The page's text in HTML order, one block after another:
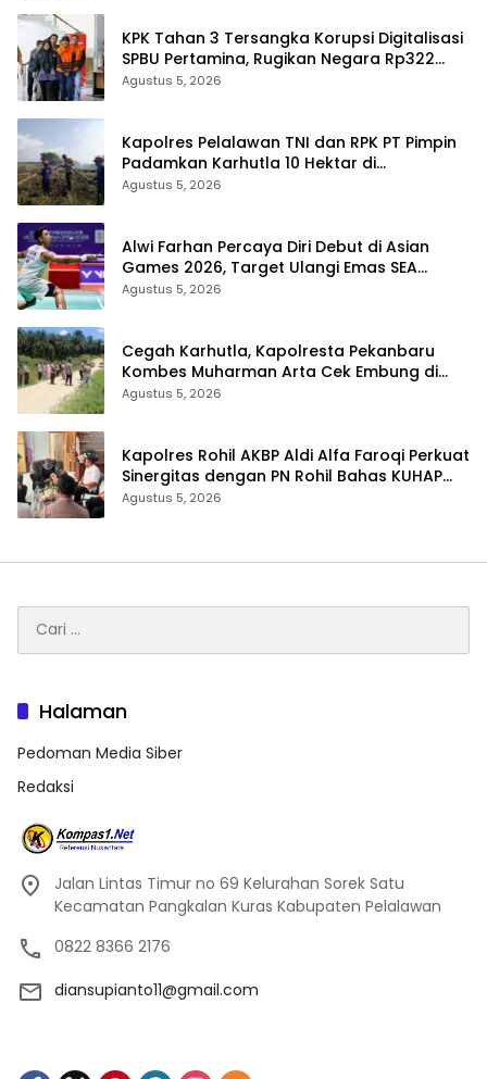
KPK Tahan 3 Tersangka Korupsi Digitalisasi
SPBU Pertamina, Rugikan Negara Rp322
Miliar
Agustus 5, 2026
Kapolres Pelalawan TNI dan RPK PT Pimpin
Padamkan Karhutla 10 Hektar di
Kerumutan, Water Bombing Diterjunkan
Agustus 5, 2026
Alwi Farhan Percaya Diri Debut di Asian
Games 2026, Target Ulangi Emas SEA
Games
Agustus 5, 2026
Cegah Karhutla, Kapolresta Pekanbaru
Kombes Muharman Arta Cek Embung di
Payung Sekaki dan Tenayan Raya
Agustus 5, 2026
Kapolres Rohil AKBP Aldi Alfa Faroqi Perkuat
Sinergitas dengan PN Rohil Bahas KUHAP
Baru
Agustus 5, 2026
untuk:
Halaman
Pedoman Media Siber
Redaksi
Jalan Lintas Timur no 69 Kelurahan Sorek Satu
Kecamatan Pangkalan Kuras Kabupaten Pelalawan
0822 8366 2176
diansupianto11@gmail.com